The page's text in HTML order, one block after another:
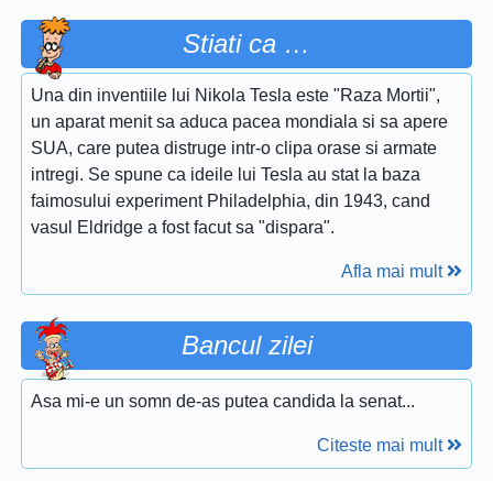
Stiati ca …
Una din inventiile lui Nikola Tesla este "Raza Mortii",
un aparat menit sa aduca pacea mondiala si sa apere
SUA, care putea distruge intr-o clipa orase si armate
intregi. Se spune ca ideile lui Tesla au stat la baza
faimosului experiment Philadelphia, din 1943, cand
vasul Eldridge a fost facut sa "dispara".
Afla mai mult
Bancul zilei
Asa mi-e un somn de-as putea candida la senat...
Citeste mai mult